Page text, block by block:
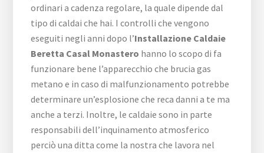
ordinari a cadenza regolare, la quale dipende dal
tipo di caldai che hai. I controlli che vengono
eseguiti negli anni dopo l’Installazione Caldaie
Beretta Casal Monastero hanno lo scopo di fa
funzionare bene l’apparecchio che brucia gas
metano e in caso di malfunzionamento potrebbe
determinare un’esplosione che reca danni a te ma
anche a terzi. Inoltre, le caldaie sono in parte
responsabili dell’inquinamento atmosferico
perciò una ditta come la nostra che lavora nel